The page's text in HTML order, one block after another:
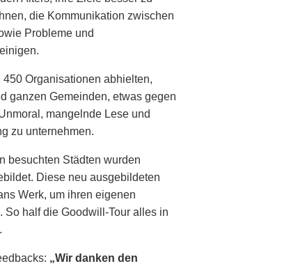
die Kommunikation zwischen
Probleme und
Organisationen abhielten,
ganzen Gemeinden, etwas gegen
mangelnde Lese und
zu unternehmen.
besuchten Städten wurden
Diese neu ausgebildeten
Werk, um ihren eigenen
So half die Goodwill-Tour alles in
„Wir danken den